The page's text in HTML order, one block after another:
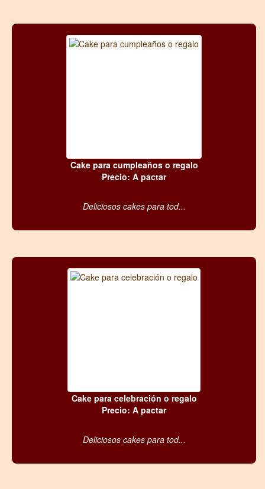
Cake para cumpleaños o regalo
Precio: A pactar
Deliciosos cakes para tod...
Cake para celebración o regalo
Precio: A pactar
Deliciosos cakes para tod...